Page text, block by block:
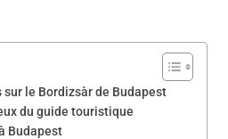
le Bordizsàr de Budapest
du guide touristique
Budapest